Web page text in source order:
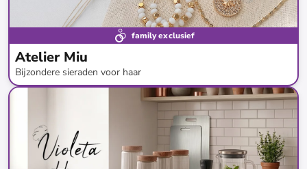
family exclusief
Atelier Miu
Bijzondere sieraden voor haar